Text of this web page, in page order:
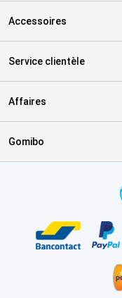
Accessoires
Service clientèle
Affaires
Gomibo